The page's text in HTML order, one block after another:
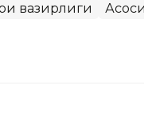
вазирлиги